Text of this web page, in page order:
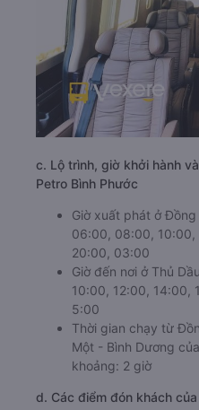
c. Lộ trình, giờ khởi hành
Petro Bình Phước
Giờ xuất phát ở
06:00, 08:00, 10:00,
20:00, 03:00
Giờ đến nơi ở Thủ
10:00, 12:00, 14:00,
5:00
Thời gian chạy từ
Một - Bình Dương
khoảng: 2 giờ
d. Các điểm đón khách